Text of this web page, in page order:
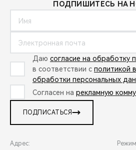
ПОДПИШИТЕСЬ НА
Даю согласие на обработку
в соответствии с политикой
обработки персональных
Согласен на рекламную
ПОДПИСАТЬСЯ
Адрес: